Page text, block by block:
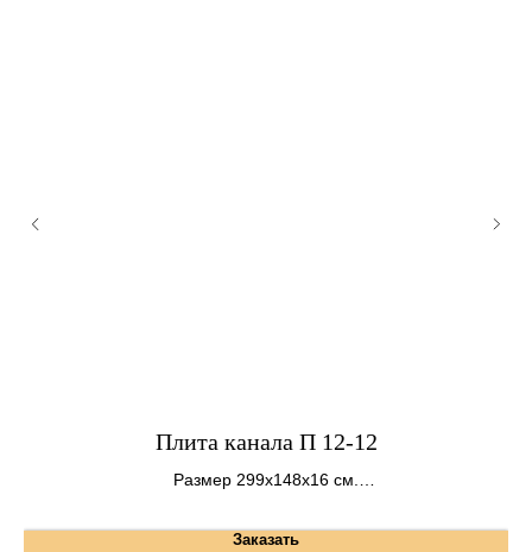
Плита канала П 12-12
Размер 299х148х16 см.
Заказать